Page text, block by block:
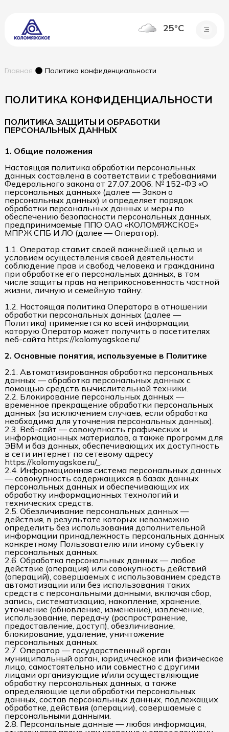
25°C
Главная Политика конфиденциальности
ПОЛИТИКА КОНФИДЕНЦИАЛЬНОСТИ
ПОЛИТИКА ЗАЩИТЫ И ОБРАБОТКИ
ПЕРСОНАЛЬНЫХ ДАННЫХ
1. Общие положения
Настоящая политика обработки персональных
данных составлена в соответствии с требованиями
Федерального закона от 27.07.2006. № 152-ФЗ «О
персональных данных» (далее — Закон о
персональных данных) и определяет порядок
обработки персональных данных и меры по
обеспечению безопасности персональных данных,
предпринимаемые ППО ОАО «КОЛОМЯЖСКОЕ»
МПРЖ СПБ И ЛО (далее — Оператор).
1.1. Оператор ставит своей важнейшей целью и
условием осуществления своей деятельности
соблюдение прав и свобод человека и гражданина
при обработке его персональных данных, в том
числе защиты прав на неприкосновенность частной
жизни, личную и семейную тайну.
1.2. Настоящая политика Оператора в отношении
обработки персональных данных (далее —
Политика) применяется ко всей информации,
которую Оператор может получить о посетителях
веб-сайта https://kolomyagskoe.ru/.
2. Основные понятия, используемые в Политике
2.1. Автоматизированная обработка персональных
данных — обработка персональных данных с
помощью средств вычислительной техники.
2.2. Блокирование персональных данных —
временное прекращение обработки персональных
данных (за исключением случаев, если обработка
необходима для уточнения персональных данных).
2.3. Веб-сайт — совокупность графических и
информационных материалов, а также программ для
ЭВМ и баз данных, обеспечивающих их доступность
в сети интернет по сетевому адресу
https://kolomyagskoe.ru/_.
2.4. Информационная система персональных данных
— совокупность содержащихся в базах данных
персональных данных и обеспечивающих их
обработку информационных технологий и
технических средств.
2.5. Обезличивание персональных данных —
действия, в результате которых невозможно
определить без использования дополнительной
информации принадлежность персональных данных
конкретному Пользователю или иному субъекту
персональных данных.
2.6. Обработка персональных данных — любое
действие (операция) или совокупность действий
(операций), совершаемых с использованием средств
автоматизации или без использования таких
средств с персональными данными, включая сбор,
запись, систематизацию, накопление, хранение,
уточнение (обновление, изменение), извлечение,
использование, передачу (распространение,
предоставление, доступ), обезличивание,
блокирование, удаление, уничтожение
персональных данных.
2.7. Оператор — государственный орган,
муниципальный орган, юридическое или физическое
лицо, самостоятельно или совместно с другими
лицами организующие и/или осуществляющие
обработку персональных данных, а также
определяющие цели обработки персональных
данных, состав персональных данных, подлежащих
обработке, действия (операции), совершаемые с
персональными данными.
2.8. Персональные данные — любая информация,